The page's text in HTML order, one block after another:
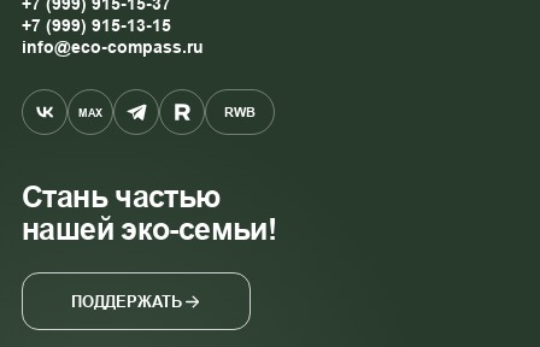
+7 (999) 915-15-37
+7 (999) 915-13-15
info@eco-compass.ru
MAX RWB
Стань частью
нашей эко-семьи!
ПОДДЕРЖАТЬ